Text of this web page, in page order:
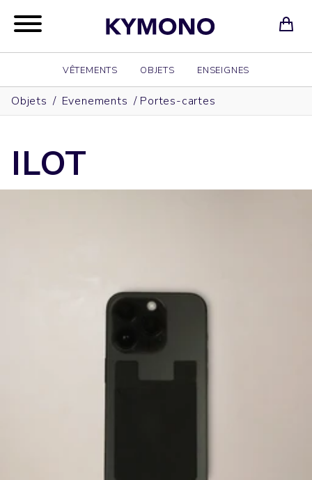
VÊTEMENTS OBJETS ENSEIGNES
Objets / Evenements / Portes-cartes
ILOT